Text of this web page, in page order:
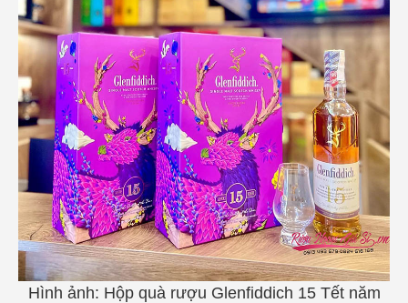
Hình ảnh: Hộp quà rượu Glenfiddich 15Tết năm